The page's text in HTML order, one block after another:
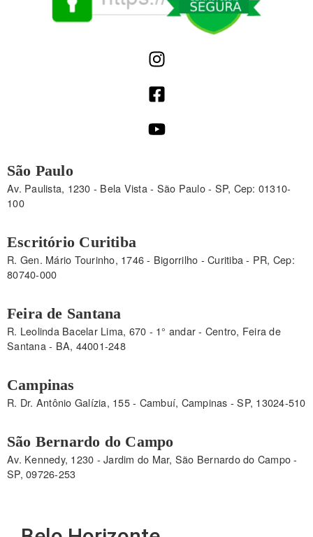
São Paulo
Av. Paulista, 1230 - Bela Vista - São Paulo - SP, Cep: 01310-
100
Escritório Curitiba
R. Gen. Mário Tourinho, 1746 - Bigorrilho - Curitiba - PR, Cep:
80740-000
Feira de Santana
R. Leolinda Bacelar Lima, 670 - 1° andar - Centro, Feira de
Santana - BA, 44001-248
Campinas
R. Dr. Antônio Galízia, 155 - Cambuí, Campinas - SP, 13024-510
São Bernardo do Campo
Av. Kennedy, 1230 - Jardim do Mar, São Bernardo do Campo -
SP, 09726-253